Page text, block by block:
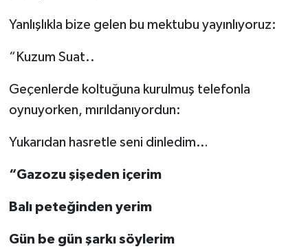
Yanlışlıkla bize gelen bu mektubu yayınlıyoruz:
“Kuzum Suat..
Geçenlerde koltuğuna kurulmuş telefonla
oynuyorken, mırıldanıyordun:
Yukarıdan hasretle seni dinledim…
“Gazozu şişeden içerim
Balı peteğinden yerim
Gün be gün şarkı söylerim